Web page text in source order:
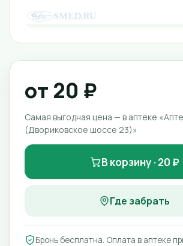
от 20 ₽
Самая выгодная цена — в аптеке
(Двориковское шоссе 23)»
В корзину · 20 ₽
Где забрать
Бронь бесплатна. Оплата в аптеке